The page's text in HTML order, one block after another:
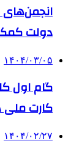
انجمن‌های
دولت
۱۴۰۴/۰۳/۰۵
گام اول
کارت
۱۴۰۴/۰۲/۲۷